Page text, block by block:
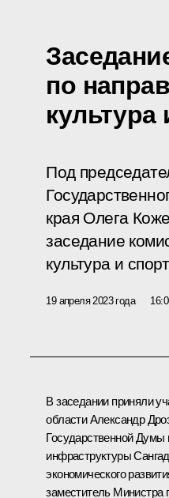
по
культура
Под
края Олега
заседание
культура и
19 апреля 2023 года
В заседании приняли
областиАлександр
Государственной Думы
инфраструктуры
экономического
заместитель Министра